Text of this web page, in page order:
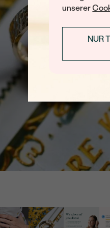
unserer
NUR